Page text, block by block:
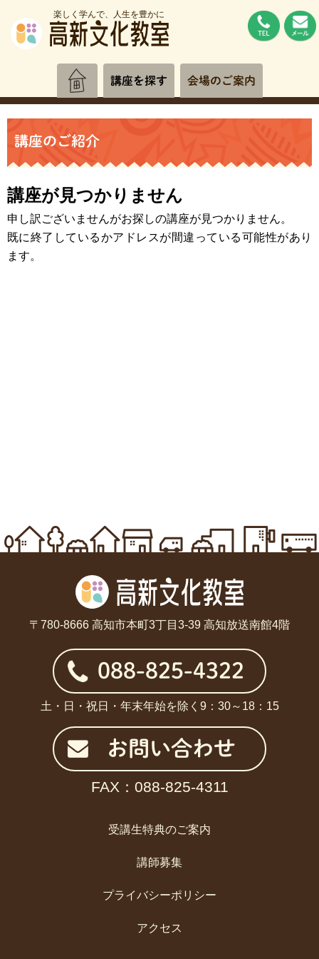
楽しく学んで、人生を豊かに
講座を探す 会場のご案内
講座のご紹介
講座が見つかりません
申し訳ございませんがお探しの講座が見つかりません。
既に終了しているかアドレスが間違っている可能性があり
ます。
〒780-8666 高知市本町3丁目3-39 高知放送南館4階
088-825-4322
土・日・祝日・年末年始を除く9：30～18：15
お問い合わせ
FAX：088-825-4311
受講生特典のご案内
講師募集
プライバシーポリシー
アクセス